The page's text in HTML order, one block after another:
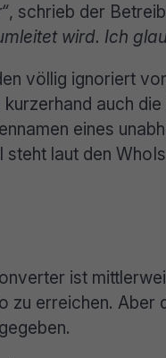
, schrieb der
wird. Ich
völlig ignoriert
auch
eines
steht laut den
ist
zu erreichen. Aber